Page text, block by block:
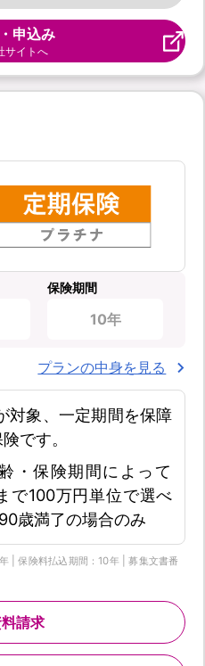
申込み
サイトへ
保険期間
10年
プランの中身を見る
対象、一定期間を保障
です。
・保険期間によって
で100万円単位で選べ
歳満了の場合のみ
| 保険料払込期間：10年 | 募集文書番
請求